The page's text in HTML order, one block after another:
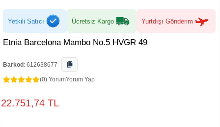
Yetkili Satıcı Ücretsiz Kargo Yurtdışı Gönderim
Etnia Barcelona Mambo No.5 HVGR 49
Barkod : 612638677
(0) YorumYorum Yap
22.751,74 TL